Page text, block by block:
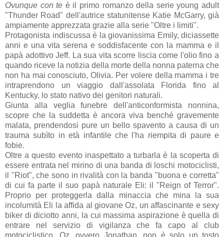
Ovunque con te è il primo romanzo della serie young adult
"Thunder Road" dell'autrice statunitense Katie McGarry, già
ampiamente apprezzata grazie alla serie "Oltre i limiti".
Protagonista indiscussa è la giovanissima Emily, diciassette
anni e una vita serena e soddisfacente con la mamma e il
papà adottivo Jeff. La sua vita scorre liscia come l'olio fino a
quando riceve la notizia della morte della nonna paterna che
non ha mai conosciuto, Olivia. Per volere della mamma i tre
intraprendono un viaggio dall'assolata Florida fino al
Kentucky, lo stato nativo dei genitori naturali.
Giunta alla veglia funebre dell'anticonformista nonnina,
scopre che la suddetta è ancora viva benché gravemente
malata, prendendosi pure un bello spavento a causa di un
trauma subìto in età infantile che l'ha riempita di paure e
fobie.
Oltre a questo evento inaspettato a turbarla è la scoperta di
essere entrata nel mirino di una banda di loschi motociclisti,
il "Riot", che sono in rivalità con la banda "buona e corretta"
di cui fa parte il suo papà naturale Eli: il "Reign of Terror".
Proprio per proteggerla dalla minaccia che mina la sua
incolumità Eli la affida al giovane Oz, un affascinante e sexy
biker di diciotto anni, la cui massima aspirazione è quella di
entrare nel servizio di vigilanza che fa capo al club
motociclistico. Oz, ovvero Jonathan, non è solo un tosto